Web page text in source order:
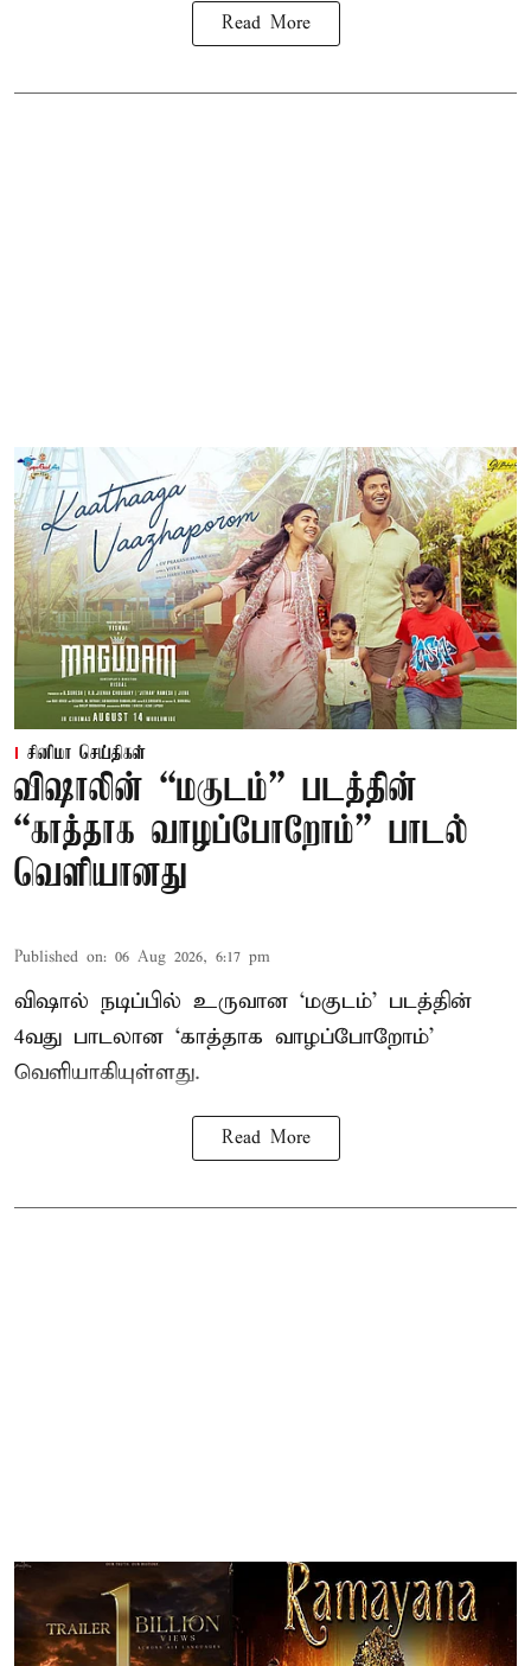
Read More
சினிமா செய்திகள்
விஷாலின் “மகுடம்” படத்தின்
“காத்தாக வாழப்போறோம்” பாடல்
வெளியானது
Published on: 06 Aug 2026, 6:17 pm
விஷால் நடிப்பில் உருவான ‘மகுடம்’ படத்தின்
4வது பாடலான ‘காத்தாக வாழப்போறோம்’
வெளியாகியுள்ளது.
Read More